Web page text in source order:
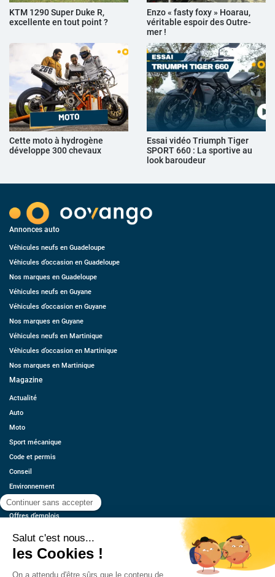
KTM 1290 Super Duke R,
excellente en tout point ?
Enzo « fasty foxy » Hoarau,
véritable espoir des Outre-
mer !
Cette moto à hydrogène
développe 300 chevaux
Essai vidéo Triumph Tiger
SPORT 660 : La sportive au
look baroudeur
Annonces auto
Véhicules neufs en Guadeloupe
Véhicules d’occasion en Guadeloupe
Nos marques en Guadeloupe
Véhicules neufs en Guyane
Véhicules d’occasion en Guyane
Nos marques en Guyane
Véhicules neufs en Martinique
Véhicules d’occasion en Martinique
Nos marques en Martinique
Magazine
Actualité
Auto
Moto
Sport mécanique
Code et permis
Conseil
Environnement
Économie
Offres d’emplois
Contact